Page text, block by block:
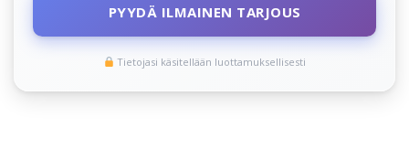
PYYDÄ ILMAINEN TARJOUS
Tietojasi käsitellään luottamuksellisesti